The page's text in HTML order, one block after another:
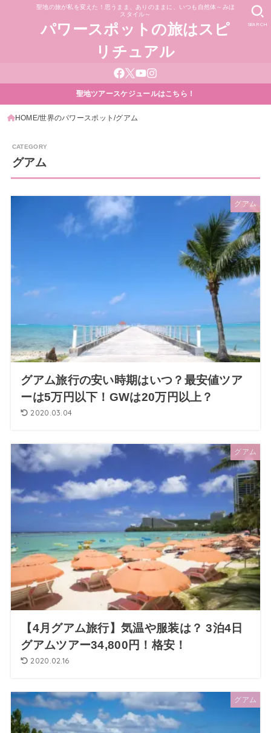
聖地の旅が私を変えた！思うまま、ありのままに、いつも自然体～みほ
スタイル～
パワースポットの旅はスピ
リチュアル
SEARCH
聖地ツアースケジュールはこちら！
HOME 世界のパワースポット グアム
グアム
グアム
グアム旅行の安い時期はいつ？最安値ツア
ーは5万円以下！GWは20万円以上？
2020.03.04
グアム
【4月グアム旅行】気温や服装は？ 3泊4日
グアムツアー34,800円！格安！
2020.02.16
グアム